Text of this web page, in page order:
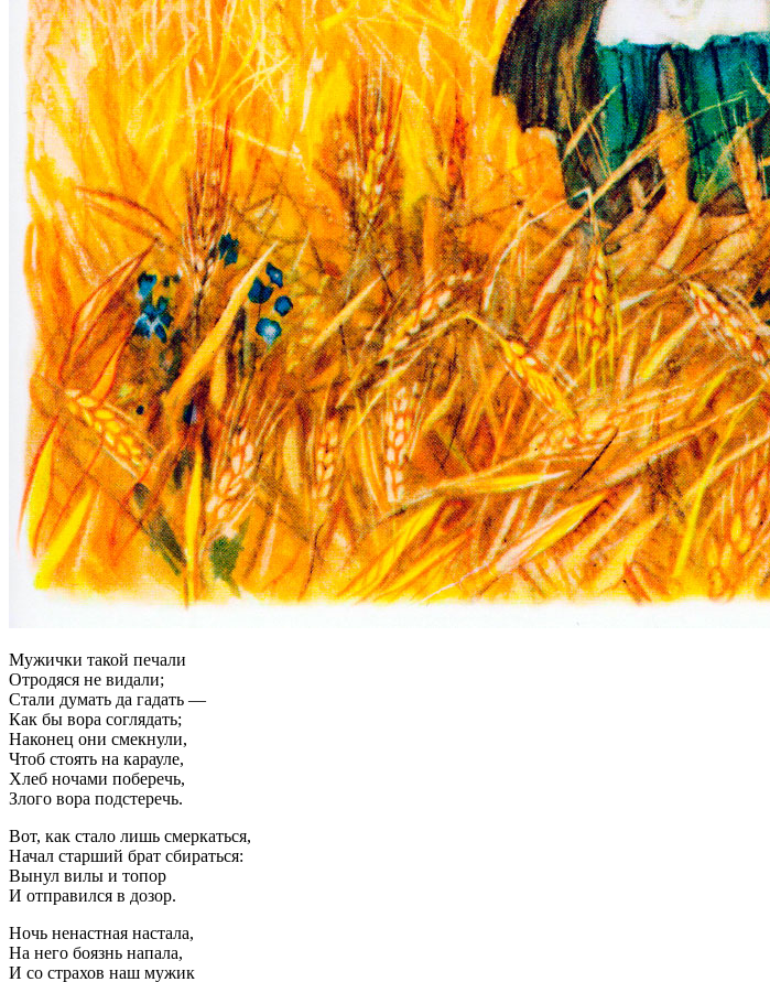
Мужички такой печали
Отродяся не видали;
Стали думать да гадать —
Как бы вора соглядать;
Наконец они смекнули,
Чтоб стоять на карауле,
Хлеб ночами поберечь,
Злого вора подстеречь.
Вот, как стало лишь смеркаться,
Начал старший брат сбираться:
Вынул вилы и топор
И отправился в дозор.
Ночь ненастная настала,
На него боязнь напала,
И со страхов наш мужик